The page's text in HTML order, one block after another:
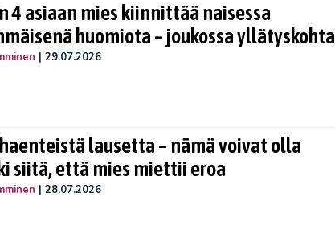
4 asiaan mies kiinnittää naisessa
huomiota – joukossa yllätyskohta
| 29.07.2026
lausetta – nämä voivat olla
siitä, että mies miettii eroa
| 28.07.2026